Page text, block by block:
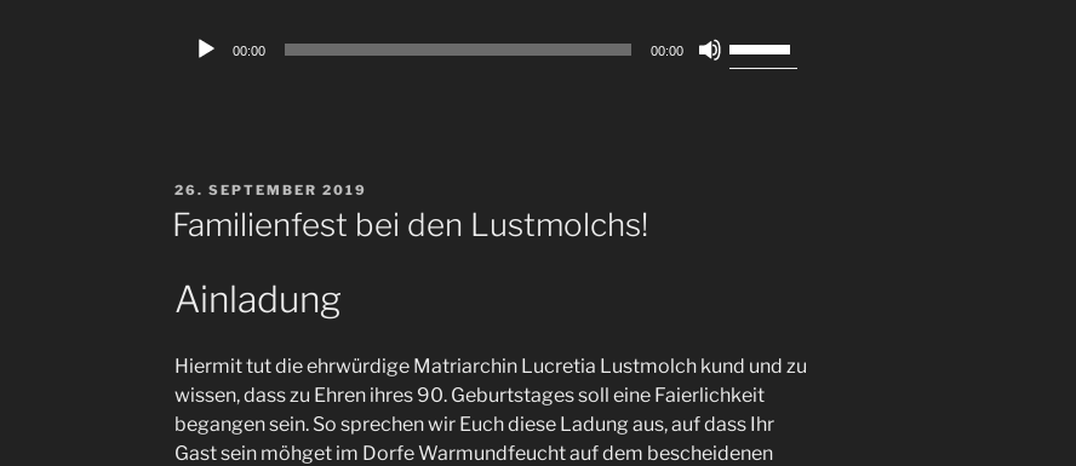
Audio-
00:00 00:00
Hoch/Runter
VERÖFFENTLICHT
AM
26. SEPTEMBER 2019
Familienfest bei den Lustmolchs!
Ainladung
Hiermit tut die ehrwürdige Matriarchin Lucretia Lustmolch kund und zu
wissen, dass zu Ehren ihres 90. Geburtstages soll eine Faierlichkeit
begangen sein. So sprechen wir Euch diese Ladung aus, auf dass Ihr
Gast sein möhget im Dorfe Warmundfeucht auf dem bescheidenen